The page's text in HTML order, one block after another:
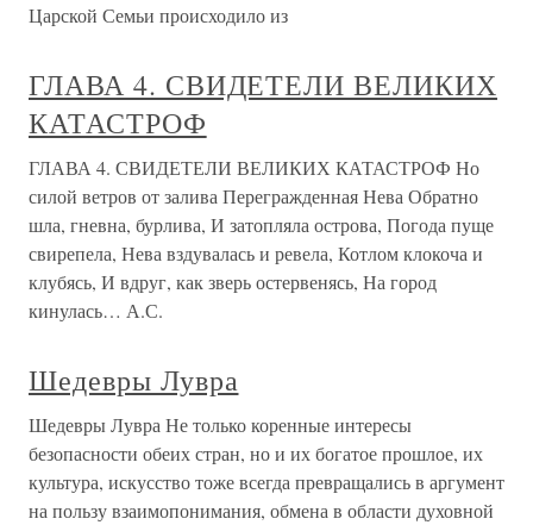
Царской Семьи происходило из
ГЛАВА 4. СВИДЕТЕЛИ ВЕЛИКИХ
КАТАСТРОФ
ГЛАВА 4. СВИДЕТЕЛИ ВЕЛИКИХ КАТАСТРОФ Но
силой ветров от залива Перегражденная Нева Обратно
шла, гневна, бурлива, И затопляла острова, Погода пуще
свирепела, Нева вздувалась и ревела, Котлом клокоча и
клубясь, И вдруг, как зверь остервенясь, На город
кинулась… А.С.
Шедевры Лувра
Шедевры Лувра Не только коренные интересы
безопасности обеих стран, но и их богатое прошлое, их
культура, искусство тоже всегда превращались в аргумент
на пользу взаимопонимания, обмена в области духовной